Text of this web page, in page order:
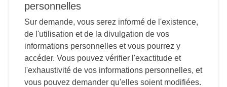
personnelles
Sur demande, vous serez informé de l'existence,
de l'utilisation et de la divulgation de vos
informations personnelles et vous pourrez y
accéder. Vous pouvez vérifier l'exactitude et
l'exhaustivité de vos informations personnelles, et
vous pouvez demander qu'elles soient modifiées.